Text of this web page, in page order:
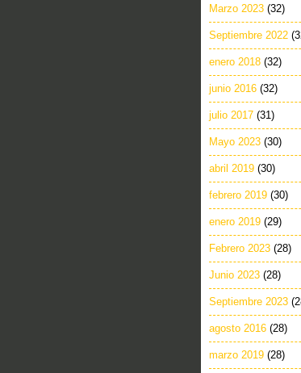
Marzo 2023 (32)
Septiembre 2022
enero 2018 (32)
junio 2016 (32)
julio 2017 (31)
Mayo 2023 (30)
abril 2019 (30)
febrero 2019 (30)
enero 2019 (29)
Febrero 2023 (28)
Junio 2023 (28)
Septiembre 2023
agosto 2016 (28)
marzo 2019 (28)